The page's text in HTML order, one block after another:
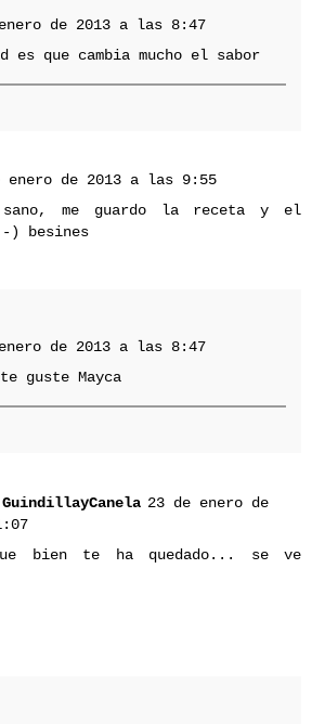
de 2013 a las 8:47
es que cambia mucho el sabor
enero de 2013 a las 9:55
me guardo la receta y el
) besines
de 2013 a las 8:47
guste Mayca
23 de enero de
bien te ha quedado... se ve